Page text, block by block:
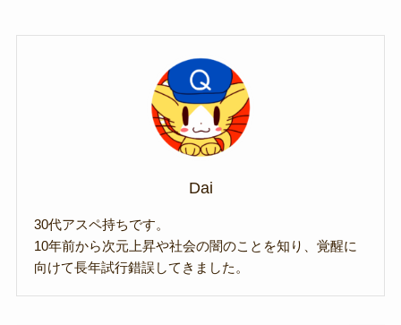
Dai
30代アスペ持ちです。
10年前から次元上昇や社会の闇のことを知り、覚醒に
向けて長年試行錯誤してきました。